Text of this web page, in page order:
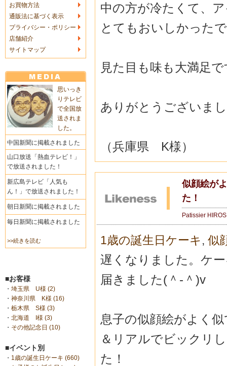
お買物方法
通販法に基づく表示
プライバシー・ポリシー
店舗紹介
サイトマップ
思いっき
りテレビ
で全国放
送されま
した。
中国新聞に掲載されました
山口放送「熱血テレビ！」
で放送されました！
新広島テレビ「人気も
ん！」で放送されました！
朝日新聞に掲載されました
毎日新聞に掲載されました
>>続きを読む
■お客様
・ 埼玉県 U様 (2)
・ 神奈川県 K様 (16)
・ 栃木県 S様 (3)
・ 北海道 I様 (3)
・ その他記念日 (10)
■イベント別
・ 1歳の誕生日ケーキ (660)
中の方が冷たくて、
とてもおいしかった
見た目も味も大満足
ありがとうございま
（兵庫県 K様）
似顔絵が
た！
Patissier
1歳の誕生日ケーキ , 似
遅くなりました。ケ
届きました(＾-＾)v
息子の似顔絵がよく
＆リアルでビックリ
た！